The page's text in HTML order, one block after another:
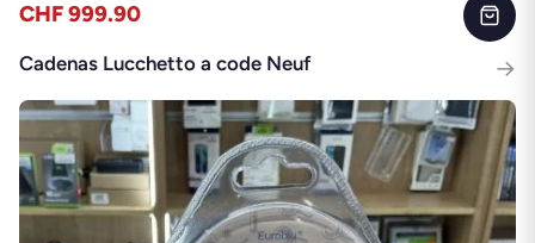
CHF 999.90
Cadenas Lucchetto a code Neuf →